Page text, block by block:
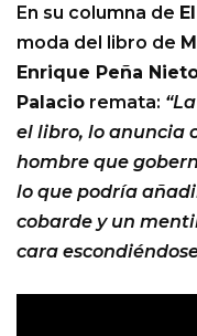
En su columna de
moda del libro de
Enrique Peña
Palacio remata:
el libro, lo anuncia
hombre que
lo que podría
cobarde y un
cara